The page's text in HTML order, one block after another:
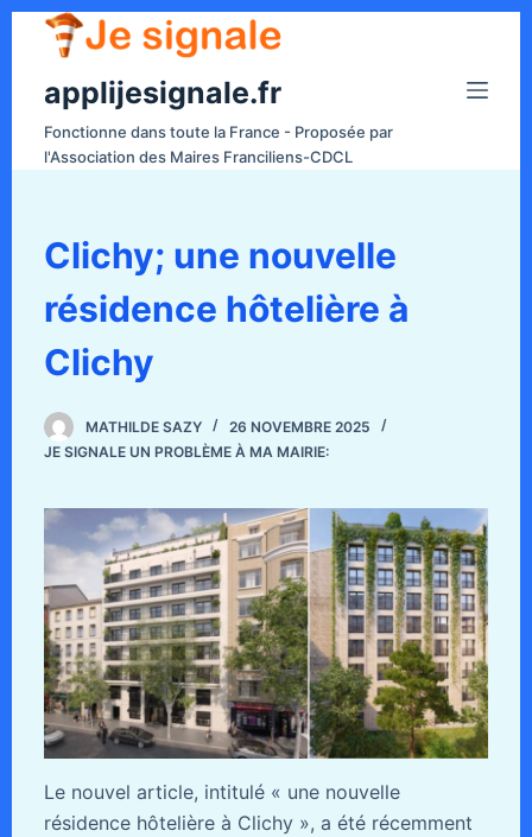
applijesignale.fr
Fonctionne dans toute la France - Proposée par
l'Association des Maires Franciliens-CDCL
Clichy; une nouvelle
résidence hôtelière à
Clichy
MATHILDE SAZY
26 NOVEMBRE 2025
JE SIGNALE UN PROBLÈME À MA MAIRIE:
Le nouvel article, intitulé « une nouvelle
résidence hôtelière à Clichy », a été récemment